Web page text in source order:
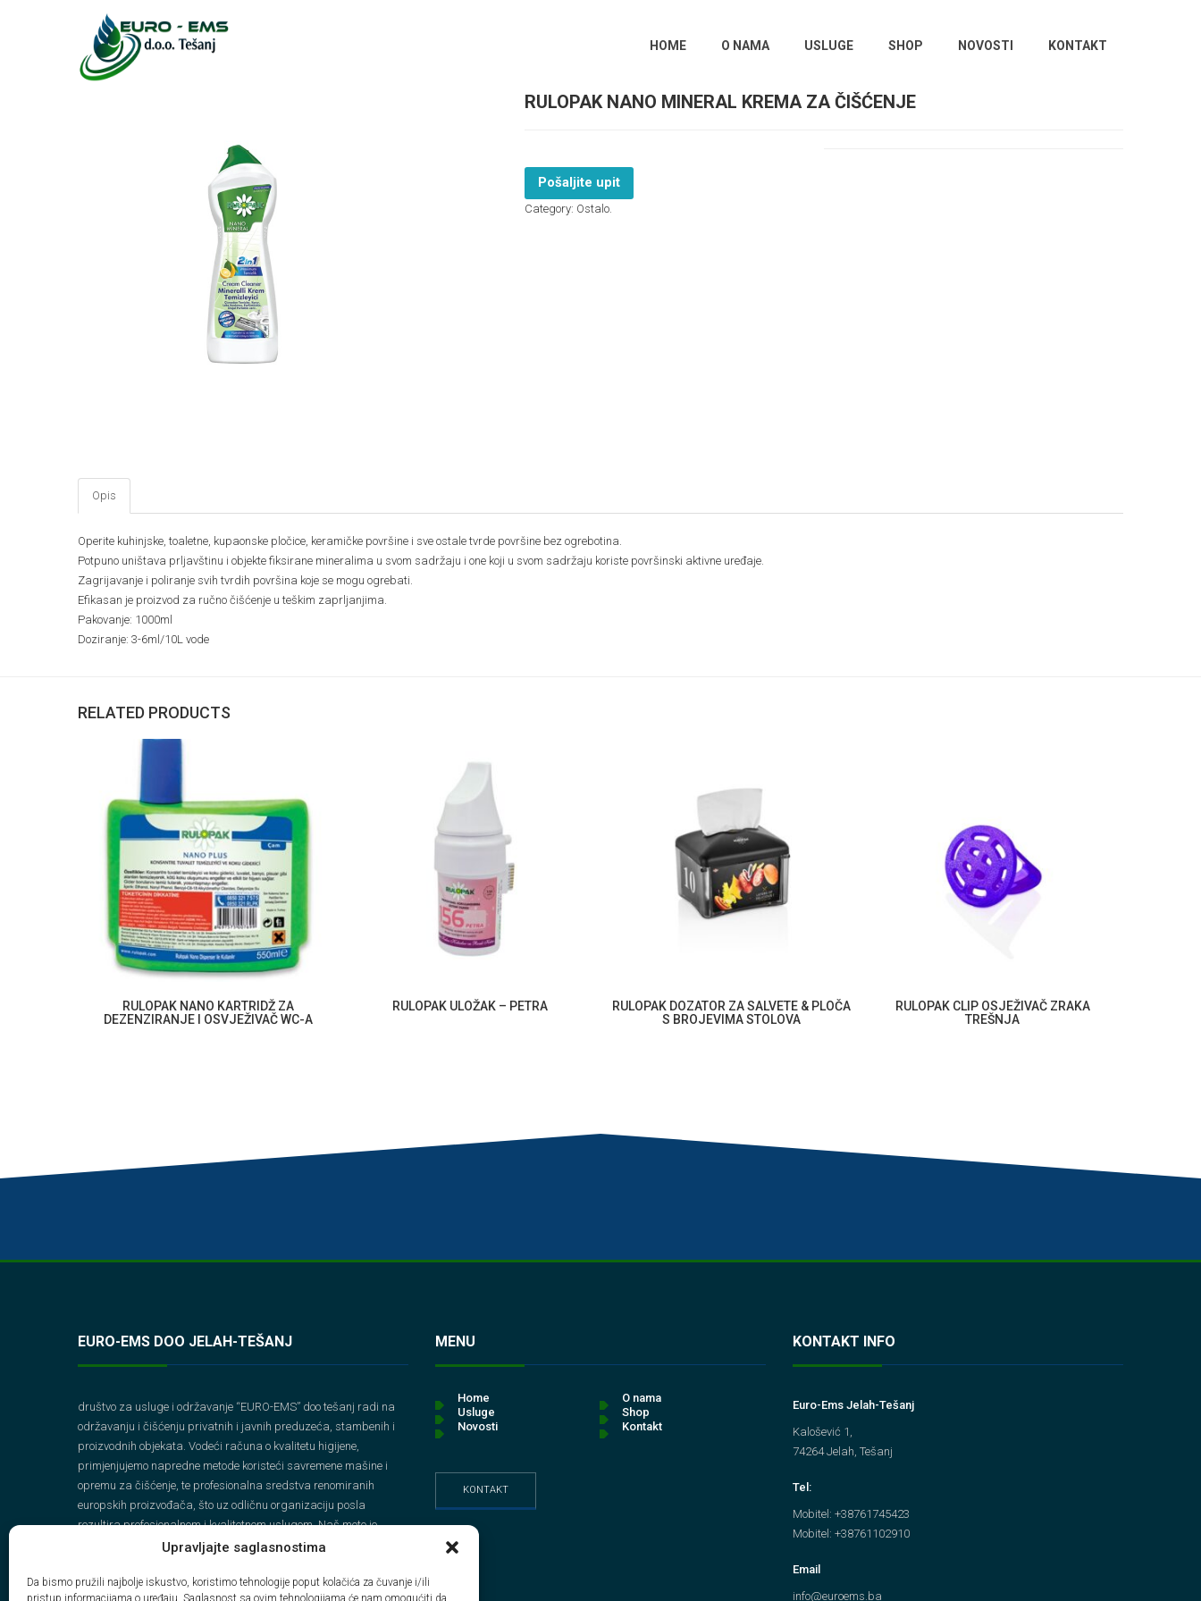
Upravljajte saglasnostima
Da bismo pružili najbolje iskustvo, koristimo tehnologije poput kolačića za čuvanje i/ili
pristup informacijama o uređaju. Saglasnost sa ovim tehnologijama će nam omogućiti da
HOME O NAMA USLUGE SHOP NOVOSTI KONTAKT
RULOPAK NANO MINERAL KREMA ZA ČIŠĆENJE
Pošaljite upit
Category: Ostalo.
Opis
Operite kuhinjske, toaletne, kupaonske pločice, keramičke površine i sve ostale tvrde površine bez ogrebotina.
Potpuno uništava prljavštinu i objekte fiksirane mineralima u svom sadržaju i one koji u svom sadržaju koriste površinski aktivne uređaje.
Zagrijavanje i poliranje svih tvrdih površina koje se mogu ogrebati.
Efikasan je proizvod za ručno čišćenje u teškim zaprljanjima.
Pakovanje: 1000ml
Doziranje: 3-6ml/10L vode
RELATED PRODUCTS
RULOPAK NANO KARTRIDŽ ZA
DEZENZIRANJE I OSVJEŽIVAČ WC-A
RULOPAK ULOŽAK – PETRA
RULOPAK DOZATOR ZA SALVETE & PLOČA
S BROJEVIMA STOLOVA
RULOPAK CLIP OSJEŽIVAČ ZRAKA
TREŠNJA
EURO-EMS DOO JELAH-TEŠANJ
društvo za usluge i održavanje “EURO-EMS” doo tešanj radi na
održavanju i čišćenju privatnih i javnih preduzeća, stambenih i
proizvodnih objekata. Vodeći računa o kvalitetu higijene,
primjenjujemo napredne metode koristeći savremene mašine i
opremu za čišćenje, te profesionalna sredstva renomiranih
europskih proizvođača, što uz odličnu organizaciju posla
rezultira profesionalnom i kvalitetnom uslugom. Naš moto je
ODGOVORNO NAJBOLJI.
MENU
Home
O nama
Usluge
Shop
Novosti
Kontakt
KONTAKT
KONTAKT INFO
Euro-Ems Jelah-Tešanj
Kalošević 1,
74264 Jelah, Tešanj
Tel:
Mobitel: +38761745423
Mobitel: +38761102910
Email
info@euroems.ba